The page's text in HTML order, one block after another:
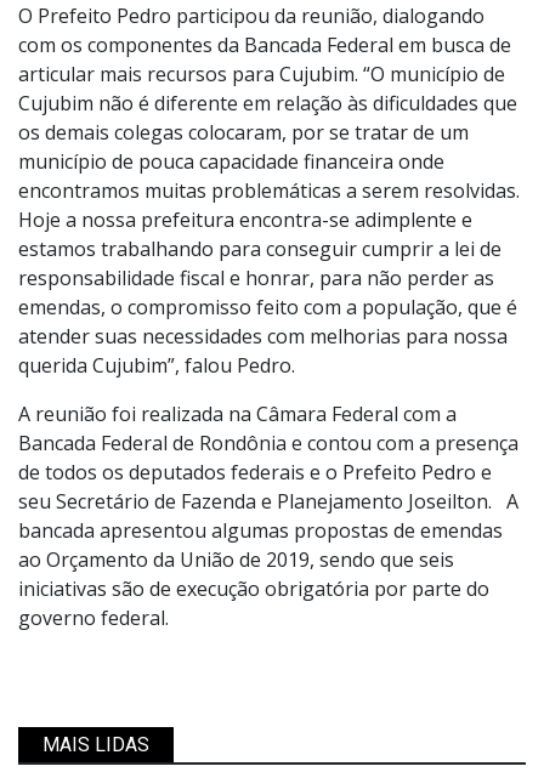
O Prefeito Pedro participou da reunião, dialogando
com os componentes da Bancada Federal em busca de
articular mais recursos para Cujubim. “O município de
Cujubim não é diferente em relação às dificuldades que
os demais colegas colocaram, por se tratar de um
município de pouca capacidade financeira onde
encontramos muitas problemáticas a serem resolvidas.
Hoje a nossa prefeitura encontra-se adimplente e
estamos trabalhando para conseguir cumprir a lei de
responsabilidade fiscal e honrar, para não perder as
emendas, o compromisso feito com a população, que é
atender suas necessidades com melhorias para nossa
querida Cujubim”, falou Pedro.
A reunião foi realizada na Câmara Federal com a
Bancada Federal de Rondônia e contou com a presença
de todos os deputados federais e o Prefeito Pedro e
seu Secretário de Fazenda e Planejamento Joseilton. A
bancada apresentou algumas propostas de emendas
ao Orçamento da União de 2019, sendo que seis
iniciativas são de execução obrigatória por parte do
governo federal.
MAIS LIDAS